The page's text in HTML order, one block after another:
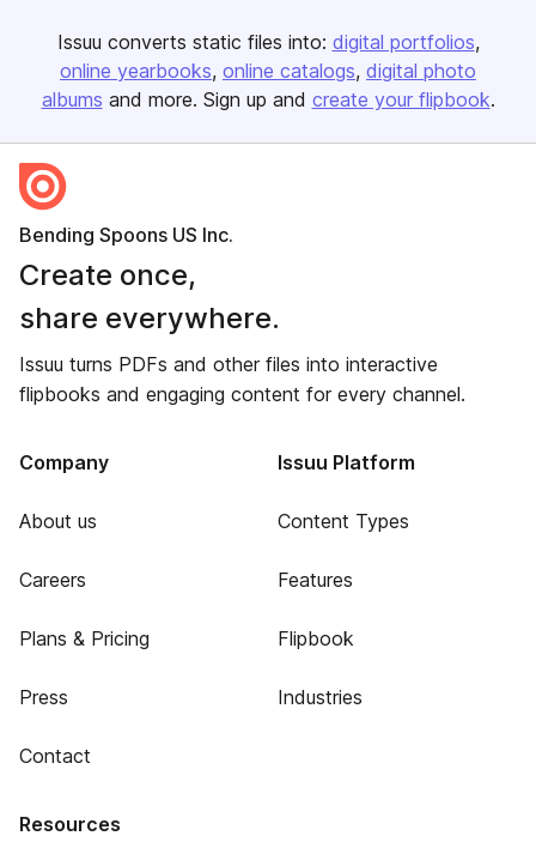
Issuu converts static files into: digital portfolios
online yearbooks online catalogs digital photo
albums and more. Sign up and create your flipbook.
Bending Spoons US Inc.
Create once,
share everywhere.
Issuu turns PDFs and other files into interactive
flipbooks and engaging content for every channel.
Company
About us
Careers
Plans & Pricing
Press
Contact
Issuu Platform
Content Types
Features
Flipbook
Industries
Resources